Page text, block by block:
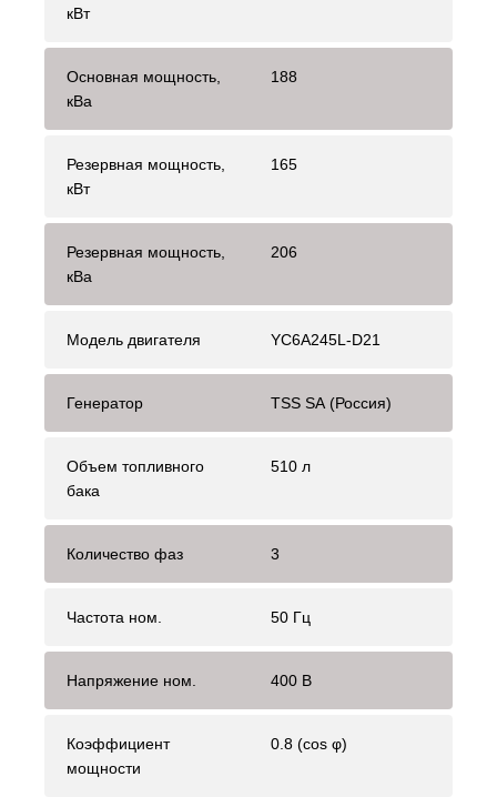
кВт
Основная мощность,
кВа
188
Резервная мощность,
кВт
165
Резервная мощность,
кВа
206
Модель двигателя YC6A245L-D21
Генератор TSS SA (Россия)
Объем топливного
бака
510 л
Количество фаз 3
Частота ном. 50 Гц
Напряжение ном. 400 В
Коэффициент
мощности
0.8 (cos φ)